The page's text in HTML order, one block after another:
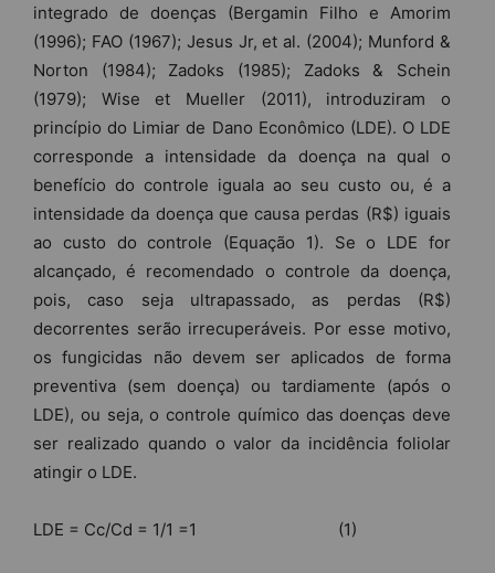
integrado de doenças (Bergamin Filho e Amorim
(1996); FAO (1967); Jesus Jr, et al. (2004); Munford &
Norton (1984); Zadoks (1985); Zadoks & Schein
(1979); Wise et Mueller (2011), introduziram o
princípio do Limiar de Dano Econômico (LDE). O LDE
corresponde a intensidade da doença na qual o
benefício do controle iguala ao seu custo ou, é a
intensidade da doença que causa perdas (R$) iguais
ao custo do controle (Equação 1). Se o LDE for
alcançado, é recomendado o controle da doença,
pois, caso seja ultrapassado, as perdas (R$)
decorrentes serão irrecuperáveis. Por esse motivo,
os fungicidas não devem ser aplicados de forma
preventiva (sem doença) ou tardiamente (após o
LDE), ou seja, o controle químico das doenças deve
ser realizado quando o valor da incidência foliolar
atingir o LDE.
LDE = Cc/Cd = 1/1 =1 (1)